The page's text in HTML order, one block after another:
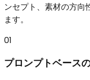
ンセプト、素材の方向
ます。
01
プロンプトベース